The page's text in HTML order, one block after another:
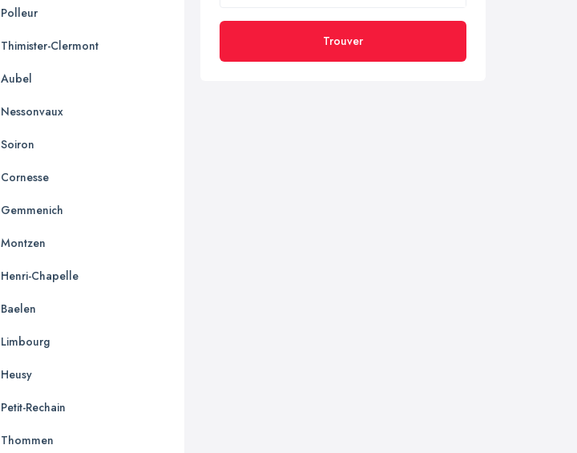
Polleur
Thimister-Clermont
Aubel
Nessonvaux
Soiron
Cornesse
Gemmenich
Montzen
Henri-Chapelle
Baelen
Limbourg
Heusy
Petit-Rechain
Thommen
Trouver